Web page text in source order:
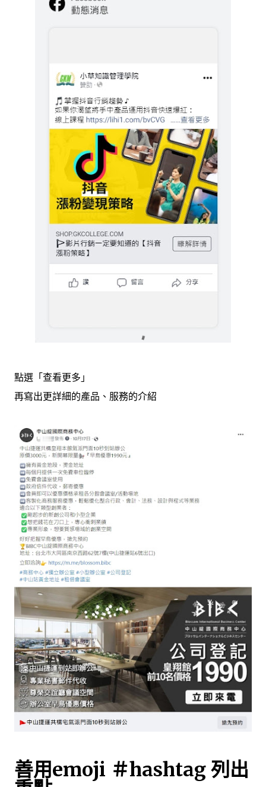
點選「查看更多」
再寫出更詳細的產品、服務的介紹
善用emoji ＃hashtag 列出